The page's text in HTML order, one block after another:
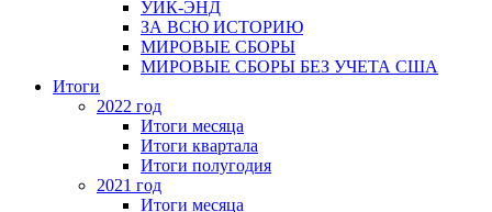
УИК-ЭНД
ЗА ВСЮ ИСТОРИЮ
МИРОВЫЕ СБОРЫ
МИРОВЫЕ СБОРЫ БЕЗ УЧЕТА США
Итоги
2022 год
Итоги месяца
Итоги квартала
Итоги полугодия
2021 год
Итоги месяца